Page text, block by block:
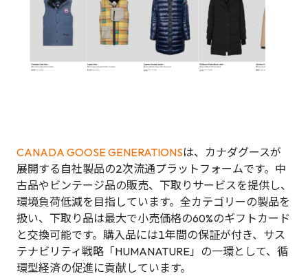
CANADA GOOSE GENERATIONSは、カナダグースが
展開する自社製品の2次流通プラットフォームです。中
古品やビンテージ品の販売、下取りサービスを提供し、
環境負荷低減を目指しています。全カテゴリーの製品を
扱い、下取り品は最大で小売価格の60%のギフトカード
と交換可能です。購入品には1年間の保証が付き、サス
テナビリティ戦略「HUMANATURE」の一環として、循
環型経済の促進に貢献しています。